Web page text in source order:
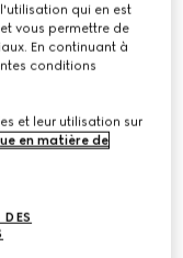
qui en est
vous permettre de
En continuant à
conditions
et leur utilisation sur
en matière de
DES